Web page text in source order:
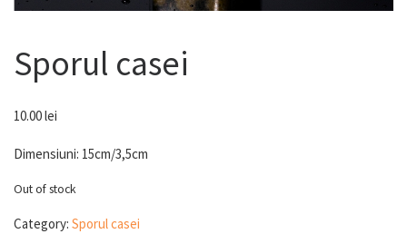
Sporul casei
10.00lei
Dimensiuni: 15cm/3,5cm
Out of stock
Category: Sporul casei